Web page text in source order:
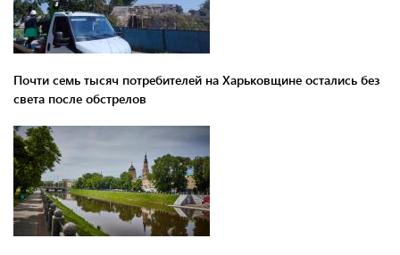
Почти семь тысяч потребителей на Харьковщине остались без
света после обстрелов